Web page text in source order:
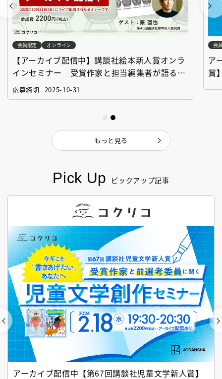
Pick Up ピックアップ記事
アーカイブ配信中【第67回講談社児童文学新人賞】
会員限定 オンライン
【アーカイブ配信中】講談社絵本新人賞オンラ
インセミナー 受賞作家と担当編集者が語る
「絵本創作実践講座」
応募締切 2025-10-31
会
ア
賞
もっと見る